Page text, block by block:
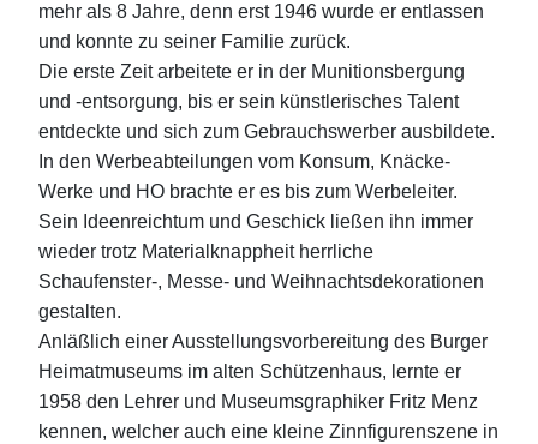
mehr als 8 Jahre, denn erst 1946 wurde er entlassen
und konnte zu seiner Familie zurück.
Die erste Zeit arbeitete er in der Munitionsbergung
und -entsorgung, bis er sein künstlerisches Talent
entdeckte und sich zum Gebrauchswerber ausbildete.
In den Werbeabteilungen vom Konsum, Knäcke-
Werke und HO brachte er es bis zum Werbeleiter.
Sein Ideenreichtum und Geschick ließen ihn immer
wieder trotz Materialknappheit herrliche
Schaufenster-, Messe- und Weihnachtsdekorationen
gestalten.
Anläßlich einer Ausstellungsvorbereitung des Burger
Heimatmuseums im alten Schützenhaus, lernte er
1958 den Lehrer und Museumsgraphiker Fritz Menz
kennen, welcher auch eine kleine Zinnfigurenszene in